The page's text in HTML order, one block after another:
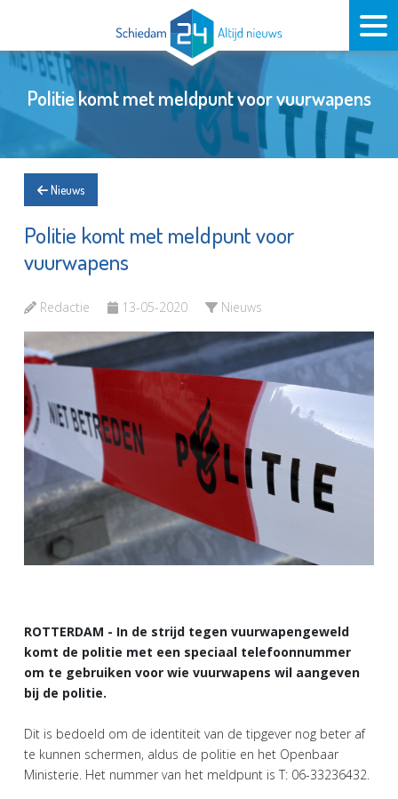
Politie komt met meldpunt voor vuurwapens
Nieuws
Politie komt met meldpunt voor
vuurwapens
Redactie 13-05-2020 Nieuws
ROTTERDAM - In de strijd tegen vuurwapengeweld
komt de politie met een speciaal telefoonnummer
om te gebruiken voor wie vuurwapens wil aangeven
bij de politie.
Dit is bedoeld om de identiteit van de tipgever nog beter af
te kunnen schermen, aldus de politie en het Openbaar
Ministerie. Het nummer van het meldpunt is T: 06-33236432.